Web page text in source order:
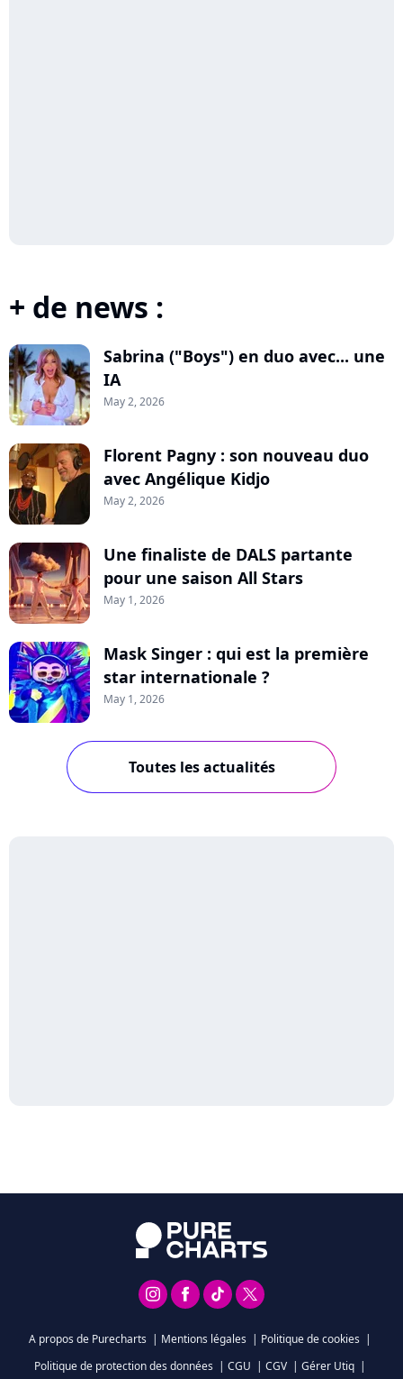
+ de news :
Sabrina ("Boys") en duo avec... une
IA
May 2, 2026
Florent Pagny : son nouveau duo
avec Angélique Kidjo
May 2, 2026
Une finaliste de DALS partante
pour une saison All Stars
May 1, 2026
Mask Singer : qui est la première
star internationale ?
May 1, 2026
Toutes les actualités
A propos de Purecharts | Mentions légales | Politique de cookies |
Politique de protection des données | CGU | CGV | Gérer Utiq |